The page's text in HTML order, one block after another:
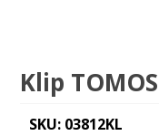
Klip
SKU: 03812KL